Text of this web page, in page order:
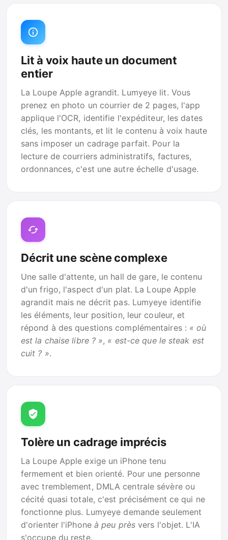
Lit à voix haute un document
entier
La Loupe Apple agrandit. Lumyeye lit. Vous
prenez en photo un courrier de 2 pages, l'app
applique l'OCR, identifie l'expéditeur, les dates
clés, les montants, et lit le contenu à voix haute
sans imposer un cadrage parfait. Pour la
lecture de courriers administratifs, factures,
ordonnances, c'est une autre échelle d'usage.
Décrit une scène complexe
Une salle d'attente, un hall de gare, le contenu
d'un frigo, l'aspect d'un plat. La Loupe Apple
agrandit mais ne décrit pas. Lumyeye identifie
les éléments, leur position, leur couleur, et
répond à des questions complémentaires : « où
est la chaise libre ? », « est-ce que le steak est
cuit ? ».
Tolère un cadrage imprécis
La Loupe Apple exige un iPhone tenu
fermement et bien orienté. Pour une personne
avec tremblement, DMLA centrale sévère ou
cécité quasi totale, c'est précisément ce qui ne
fonctionne plus. Lumyeye demande seulement
d'orienter l'iPhone à peu prèsvers l'objet. L'IA
s'occupe du reste.